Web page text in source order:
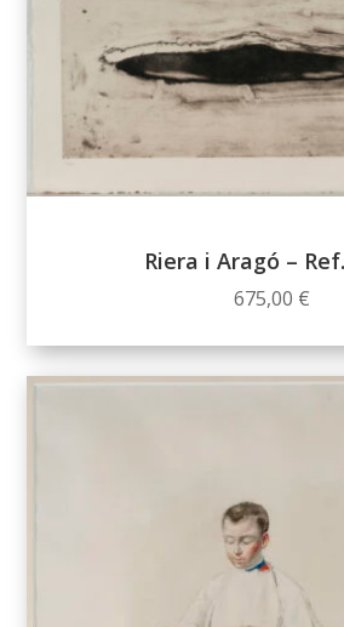
Riera i Aragó –
675,00 €